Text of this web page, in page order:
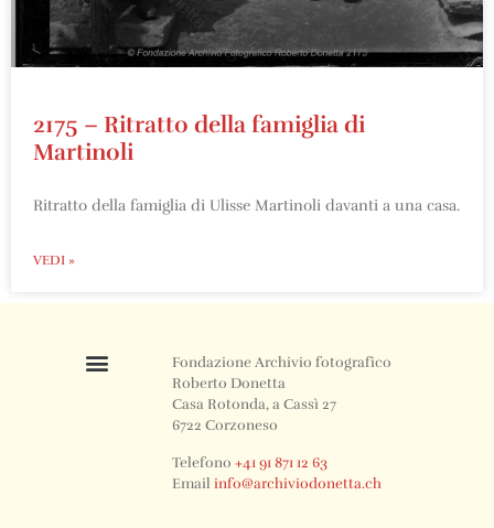
2175 – Ritratto della famiglia di
Martinoli
Ritratto della famiglia di Ulisse Martinoli davanti a una casa.
VEDI »
Fondazione Archivio fotografico
Roberto Donetta
Casa Rotonda, a Cassì 27
6722 Corzoneso
Telefono+41 91 871 12 63
Emailinfo@archiviodonetta.ch